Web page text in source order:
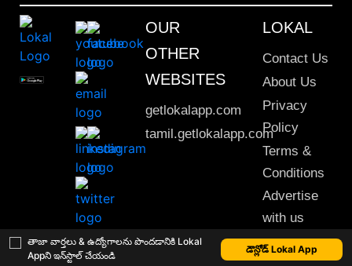
తాజా వార్తలు & ఉద్యోగాలను పొందడానికి Lokal
Appని ఇన్‌స్టాల్ చేయండి
డౌన్లోడ్ Lokal App
OUR
OTHER
WEBSITES
getlokalapp.com
tamil.getlokalapp.com
LOKAL
Contact Us
About Us
Privacy
Policy
Terms &
Conditions
Advertise
with us
Sitemap
This material may not be published, transmitted, rewritten or redistributed. © 2020 Lokal App. All rights reserved.